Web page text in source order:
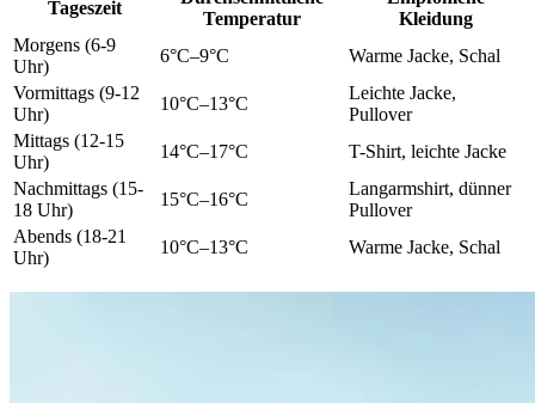
Tageszeit
Temperatur
Kleidung
Morgens (6-9
Uhr)
6°C–9°C
Warme Jacke, Schal
Vormittags (9-12
Uhr)
10°C–13°C
Leichte Jacke,
Pullover
Mittags (12-15
Uhr)
14°C–17°C
T-Shirt, leichte Jacke
Nachmittags (15-
18 Uhr)
15°C–16°C
Langarmshirt, dünner
Pullover
Abends (18-21
Uhr)
10°C–13°C Warme Jacke, Schal